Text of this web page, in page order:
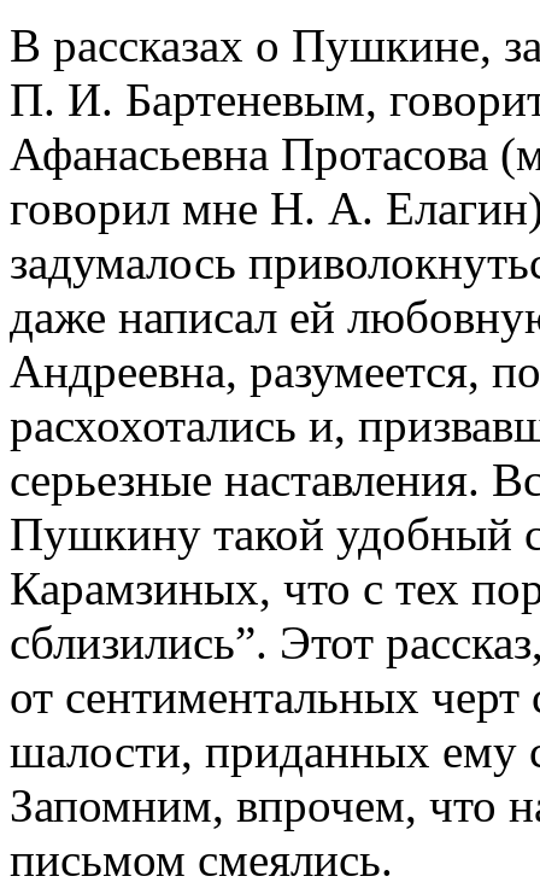
В рассказах о Пушкине,
П. И. Бартеневым,
Афанасьевна Протасова
говорил мне Н. А.
задумалось
даже написал ей
Андреевна, разумеется,
расхохотались и,
серьезные наставления.
Пушкину такой удобный
Карамзиных, что с тех
сблизились”. Этот
от сентиментальных черт
шалости, приданных ему
Запомним, впрочем, что
письмом смеялись.